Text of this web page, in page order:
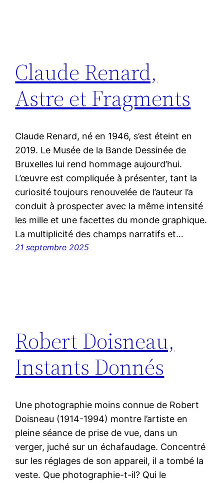
Claude Renard,
Astre et Fragments
Claude Renard, né en 1946, s’est éteint en
2019. Le Musée de la Bande Dessinée de
Bruxelles lui rend hommage aujourd’hui.
L’œuvre est compliquée à présenter, tant la
curiosité toujours renouvelée de l’auteur l’a
conduit à prospecter avec la même intensité
les mille et une facettes du monde graphique.
La multiplicité des champs narratifs et…
21 septembre 2025
Robert Doisneau,
Instants Donnés
Une photographie moins connue de Robert
Doisneau (1914-1994) montre l’artiste en
pleine séance de prise de vue, dans un
verger, juché sur un échafaudage. Concentré
sur les réglages de son appareil, il a tombé la
veste. Que photographie-t-il? Qui le